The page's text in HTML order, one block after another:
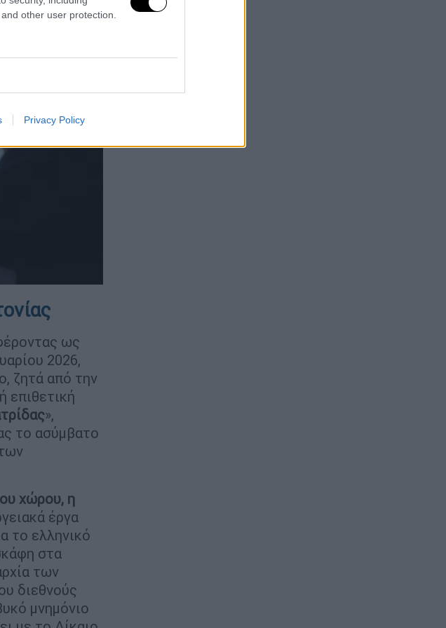
other user protection.
Privacy Policy
ως
2026,
ζητά από την
επιθετική
»,
το ασύμβατο
χώρου, η
έργα
το ελληνικό
στα
των
διεθνούς
μνημόνιο